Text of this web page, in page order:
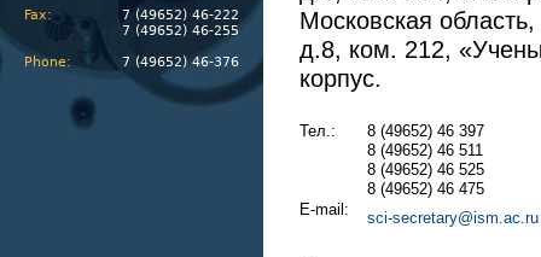
Fax:
7 (49652) 46-222
7 (49652) 46-255
Phone:
7 (49652) 46-376
Московская
д.8, ком. 212,
корпус.
Тел.:
8 (49652) 46 397
8 (49652) 46 511
8 (49652) 46 525
8 (49652) 46 475
E-mail:
sci-secretary@ism.ac.ru